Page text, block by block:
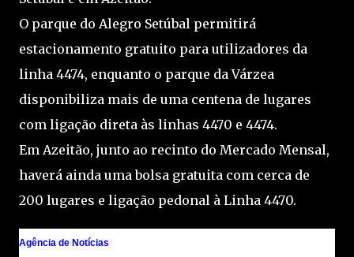
O parque do Alegro Setúbal permitirá
estacionamento gratuito para utilizadores da
linha 4474, enquanto o parque da Várzea
disponibiliza mais de uma centena de lugares
com ligação direta às linhas 4470 e 4474.
Em Azeitão, junto ao recinto do Mercado Mensal,
haverá ainda uma bolsa gratuita com cerca de
200 lugares e ligação pedonal à Linha 4470.
Agência de Notícias